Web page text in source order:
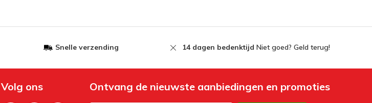
Snelle verzending 14 dagen bedenktijd Niet goed? Geld terug!
Volg ons Ontvang de nieuwste aanbiedingen en promoties